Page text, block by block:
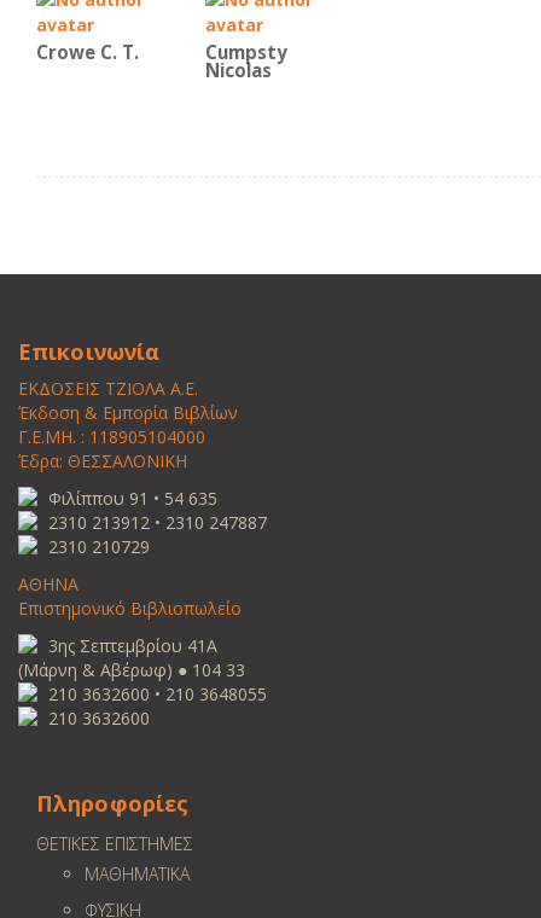
Crowe C. T. Cumpsty
Nicolas
Επικοινωνία
ΕΚΔΟΣΕΙΣ ΤΖΙΟΛΑ Α.Ε.
Έκδοση & Εμπορία Βιβλίων
Γ.Ε.ΜΗ. : 118905104000
Έδρα: ΘΕΣΣΑΛΟΝΙΚΗ
Φιλίππου 91 • 54 635
2310 213912 • 2310 247887
2310 210729
ΑΘΗΝΑ
Επιστημονικό Βιβλιοπωλείο
3ης Σεπτεμβρίου 41Α
(Μάρνη & Αβέρωφ) ● 104 33
210 3632600 • 210 3648055
210 3632600
Πληροφορίες
ΘΕΤΙΚΕΣ ΕΠΙΣΤΗΜΕΣ
ΜΑΘΗΜΑΤΙΚΑ
ΦΥΣΙΚΗ